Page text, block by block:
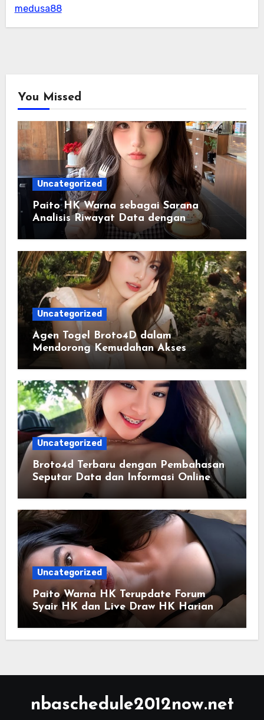
medusa88
You Missed
Uncategorized
Paito HK Warna sebagai Sarana
Analisis Riwayat Data dengan
Tampilan yang Lebih Informatif
Uncategorized
Agen Togel Broto4D dalam
Mendorong Kemudahan Akses
Informasi Digital bagi Pengguna
Uncategorized
Broto4d Terbaru dengan Pembahasan
Seputar Data dan Informasi Online
Uncategorized
Paito Warna HK Terupdate Forum
Syair HK dan Live Draw HK Harian
nbaschedule2012now.net